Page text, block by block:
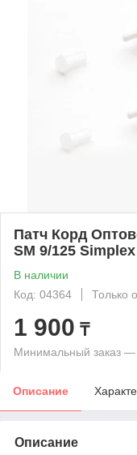
Патч Корд
SM 9/125
В наличии
Код: 04364
Только
1 900 ₸
Минимальный заказ —
Описание
Описание